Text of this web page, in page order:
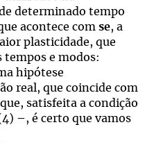
determinado tempo
acontece com se, a
plasticidade, que
tempos e modos:
hipótese
real, que coincide com
satisfeita a condição
–, é certo que vamos